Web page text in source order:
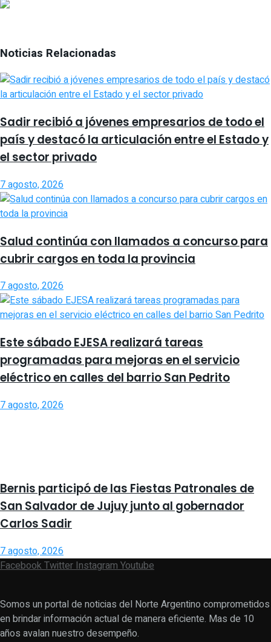
Noticias Relacionadas
Sadir recibió a jóvenes empresarios de todo el
país y destacó la articulación entre el Estado y
el sector privado
7 agosto, 2026
Salud continúa con llamados a concurso para
cubrir cargos en toda la provincia
7 agosto, 2026
Este sábado EJESA realizará tareas
programadas para mejoras en el servicio
eléctrico en calles del barrio San Pedrito
7 agosto, 2026
Bernis participó de las Fiestas Patronales de
San Salvador de Jujuy junto al gobernador
Carlos Sadir
7 agosto, 2026
FacebookTwitterInstagramYoutube
Somos un portal de noticias del Norte Argentino comprometidos
en brindar información actual de manera eficiente. Mas de 10
años avalan nuestro desempeño.